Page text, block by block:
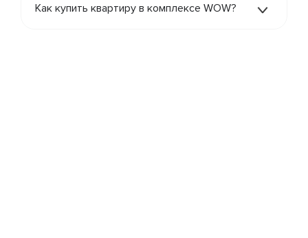
Как купить квартиру в комплексе WOW?